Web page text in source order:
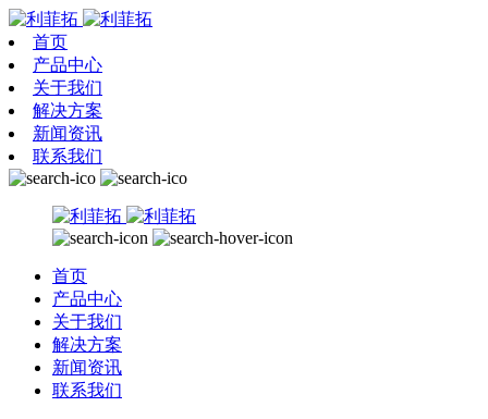
首页
产品中心
关于我们
解决方案
新闻资讯
联系我们
首页
产品中心
关于我们
解决方案
新闻资讯
联系我们